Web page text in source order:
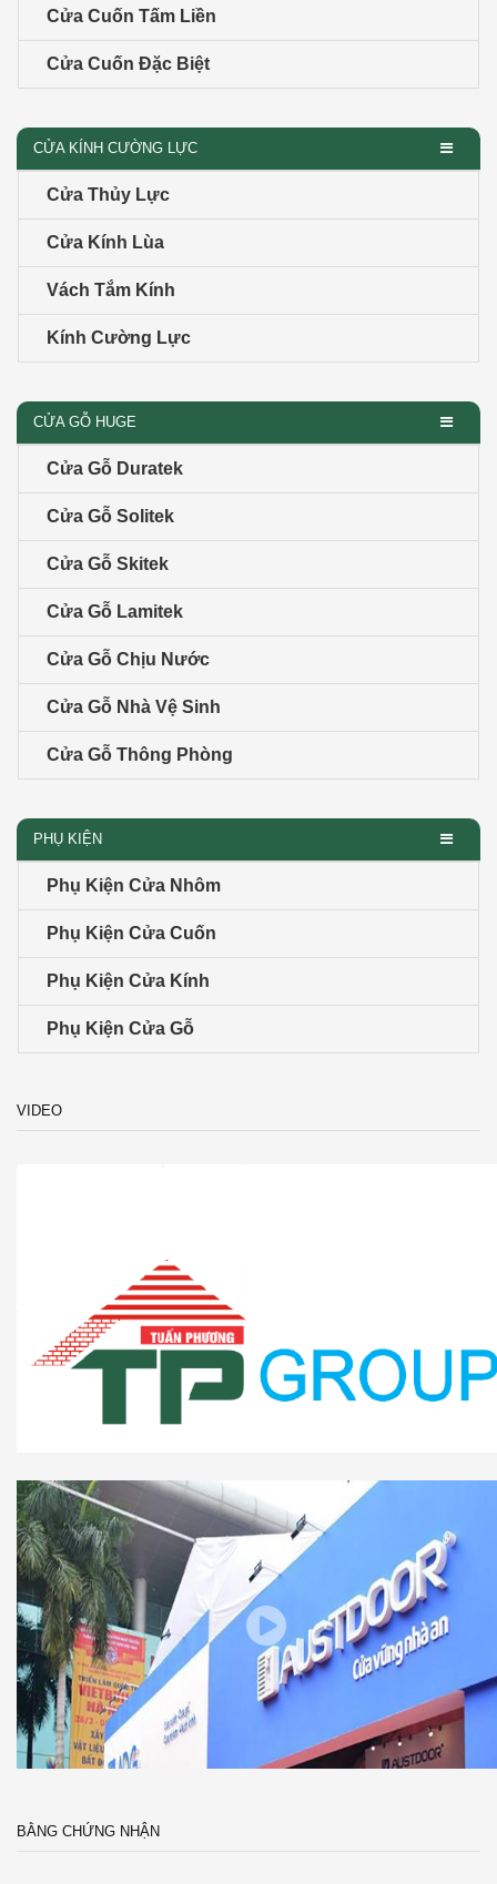
Cửa Cuốn Tấm Liền
Cửa Cuốn Đặc Biệt
CỬA KÍNH CƯỜNG LỰC
Cửa Thủy Lực
Cửa Kính Lùa
Vách Tắm Kính
Kính Cường Lực
CỬA GỖ HUGE
Cửa Gỗ Duratek
Cửa Gỗ Solitek
Cửa Gỗ Skitek
Cửa Gỗ Lamitek
Cửa Gỗ Chịu Nước
Cửa Gỗ Nhà Vệ Sinh
Cửa Gỗ Thông Phòng
PHỤ KIỆN
Phụ Kiện Cửa Nhôm
Phụ Kiện Cửa Cuốn
Phụ Kiện Cửa Kính
Phụ Kiện Cửa Gỗ
VIDEO
BẰNG CHỨNG NHẬN